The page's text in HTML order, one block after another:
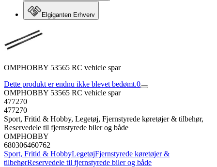
Elgiganten Erhverv
OMPHOBBY 53565 RC vehicle spar
Dette produkt er endnu ikke blevet bedømt.0
OMPHOBBY 53565 RC vehicle spar
477270
477270
Sport, Fritid & Hobby, Legetøj, Fjernstyrede køretøjer & tilbehør,
Reservedele til fjernstyrede biler og både
OMPHOBBY
680306460762
Sport, Fritid & HobbyLegetøjFjernstyrede køretøjer &
tilbehørReservedele til fjernstyrede biler og både